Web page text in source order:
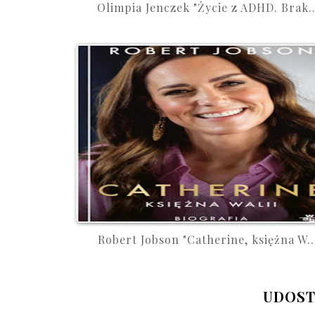
Olimpia Jenczek "Życie z ADHD.
Robert Jobson "Catherine, księżna